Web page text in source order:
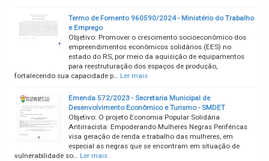
Termo de Fomento 960590/2024 - Ministério do Trabalho
e Emprego
Objetivo: Promover o crescimento socioeconômico dos
empreendimentos econômicos solidários (EES) no
estado do RS, por meio da aquisição de equipamentos
para reestruturação dos espaços de produção,
fortalecendo sua capacidade p… Ler mais
Emenda 572/2023 - Secretaria Municipal de
Desenvolvimento Econômico e Turismo - SMDET
Objetivo: O projeto Economia Popular Solidária
Antirracista: Empoderando Mulheres Negras Periféricas
visa geração de renda e trabalho das mulheres, em
especial as negras que se encontram em situação de
vulnerabilidade so… Ler mais